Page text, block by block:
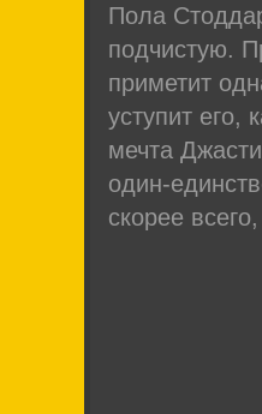
Пола
подчистую.
приметит
уступит его,
мечта
один-
скорее